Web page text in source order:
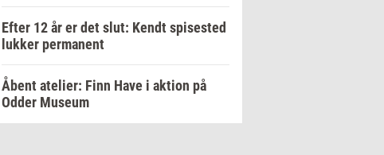
Efter 12 år er det slut: Kendt spisested
lukker permanent
Åbent atelier: Finn Have i aktion på
Odder Museum